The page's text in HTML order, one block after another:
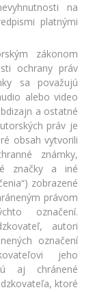
na
platnými
zákonom
ochrany práv
sa považujú
alebo video
a ostatné
práv je
obsah vytvorili
známky,
značky a iné
zobrazené
právom
označení.
autori
označení
jeho
aj chránené
ktoré